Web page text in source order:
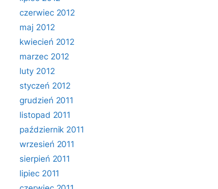
czerwiec 2012
maj 2012
kwiecień 2012
marzec 2012
luty 2012
styczeń 2012
grudzień 2011
listopad 2011
październik 2011
wrzesień 2011
sierpień 2011
lipiec 2011